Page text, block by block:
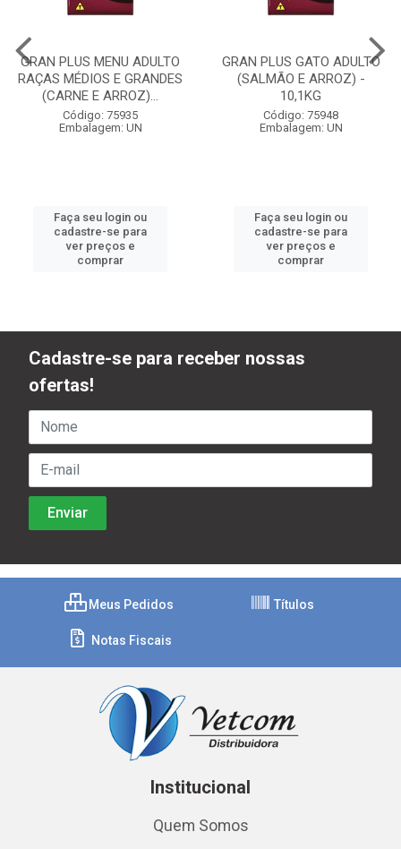
GRAN PLUS MENU ADULTO
RAÇAS MÉDIOS E GRANDES
(CARNE E ARROZ)...
Código: 75935
Embalagem: UN
Faça seu login ou
cadastre-se para
ver preços e
comprar
GRAN PLUS GATO ADULTO
(SALMÃO E ARROZ) -
10,1KG
Código: 75948
Embalagem: UN
Faça seu login ou
cadastre-se para
ver preços e
comprar
Cadastre-se para receber nossas
ofertas!
Meus Pedidos Títulos
Notas Fiscais
Institucional
Quem Somos